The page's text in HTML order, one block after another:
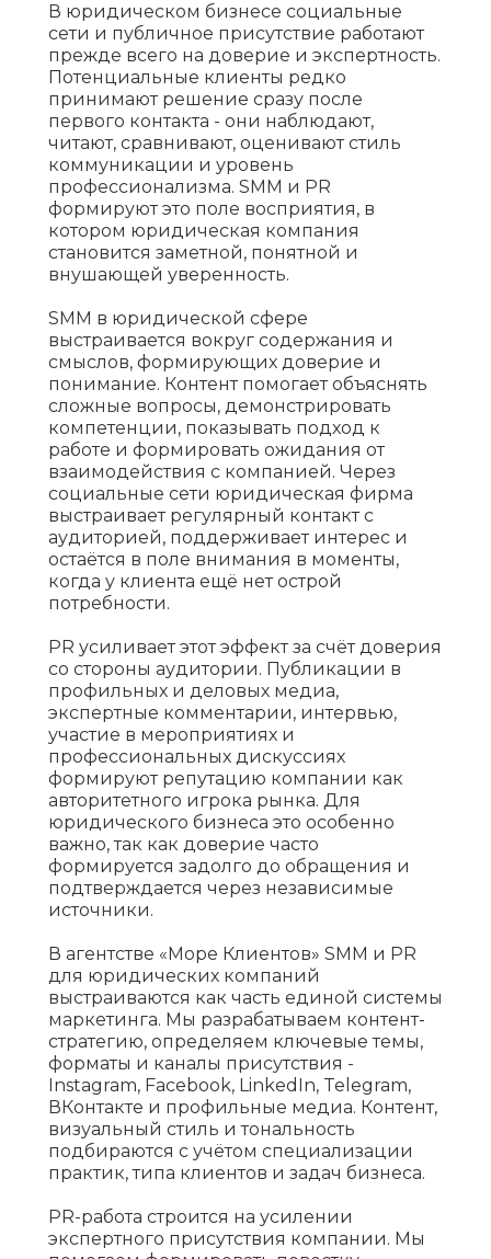
В юридическом бизнесе социальные
сети и публичное присутствие работают
прежде всего на доверие и экспертность.
Потенциальные клиенты редко
принимают решение сразу после
первого контакта - они наблюдают,
читают, сравнивают, оценивают стиль
коммуникации и уровень
профессионализма. SMM и PR
формируют это поле восприятия, в
котором юридическая компания
становится заметной, понятной и
внушающей уверенность.
SMM в юридической сфере
выстраивается вокруг содержания и
смыслов, формирующих доверие и
понимание. Контент помогает объяснять
сложные вопросы, демонстрировать
компетенции, показывать подход к
работе и формировать ожидания от
взаимодействия с компанией. Через
социальные сети юридическая фирма
выстраивает регулярный контакт с
аудиторией, поддерживает интерес и
остаётся в поле внимания в моменты,
когда у клиента ещё нет острой
потребности.
PR усиливает этот эффект за счёт доверия
со стороны аудитории. Публикации в
профильных и деловых медиа,
экспертные комментарии, интервью,
участие в мероприятиях и
профессиональных дискуссиях
формируют репутацию компании как
авторитетного игрока рынка. Для
юридического бизнеса это особенно
важно, так как доверие часто
формируется задолго до обращения и
подтверждается через независимые
источники.
В агентстве «Море Клиентов» SMM и PR
для юридических компаний
выстраиваются как часть единой системы
маркетинга. Мы разрабатываем контент-
стратегию, определяем ключевые темы,
форматы и каналы присутствия -
Instagram, Facebook, LinkedIn, Telegram,
ВКонтакте и профильные медиа. Контент,
визуальный стиль и тональность
подбираются с учётом специализации
практик, типа клиентов и задач бизнеса.
PR-работа строится на усилении
экспертного присутствия компании. Мы